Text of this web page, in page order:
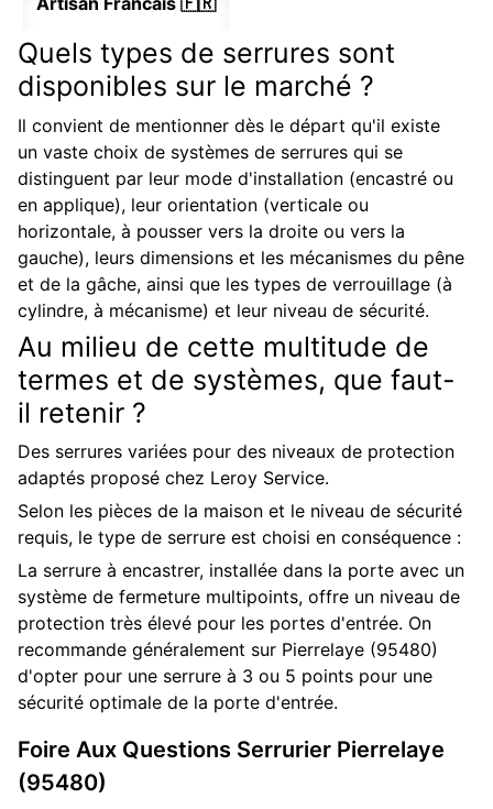
Quels types de serrures sont
disponibles sur le marché ?
Il convient de mentionner dès le départ qu'il existe
un vaste choix de systèmes de serrures qui se
distinguent par leur mode d'installation (encastré ou
en applique), leur orientation (verticale ou
horizontale, à pousser vers la droite ou vers la
gauche), leurs dimensions et les mécanismes du pêne
et de la gâche, ainsi que les types de verrouillage (à
cylindre, à mécanisme) et leur niveau de sécurité.
Au milieu de cette multitude de
termes et de systèmes, que faut-
il retenir ?
Des serrures variées pour des niveaux de protection
adaptés proposé chez Leroy Service.
Selon les pièces de la maison et le niveau de sécurité
requis, le type de serrure est choisi en conséquence :
La serrure à encastrer, installée dans la porte avec un
système de fermeture multipoints, offre un niveau de
protection très élevé pour les portes d'entrée. On
recommande généralement sur Pierrelaye (95480)
d'opter pour une serrure à 3 ou 5 points pour une
sécurité optimale de la porte d'entrée.
Foire Aux Questions Serrurier Pierrelaye
(95480)